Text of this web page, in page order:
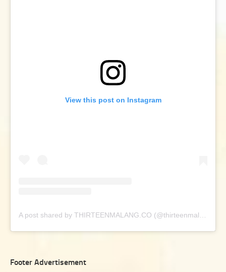
View this post on Instagram
Footer Advertisement